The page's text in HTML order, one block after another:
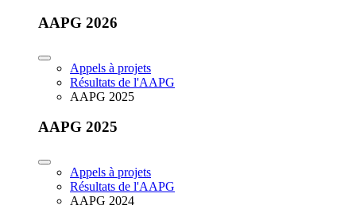
AAPG 2026
Appels à projets
Résultats de l'AAPG
AAPG 2025
AAPG 2025
Appels à projets
Résultats de l'AAPG
AAPG 2024